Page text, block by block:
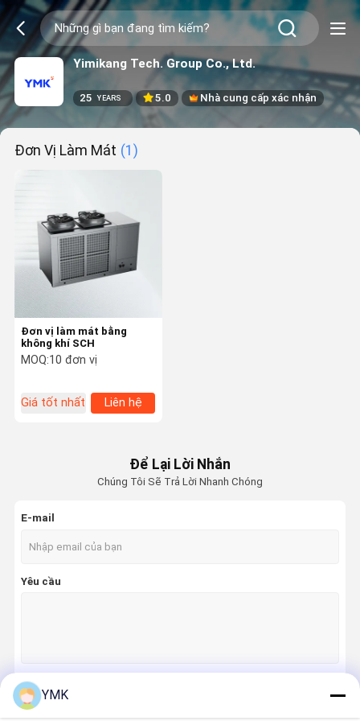
Yimikang Tech. Group Co., Ltd.
25 YEARS 5.0 Nhà cung cấp xác nhận
Đơn Vị Làm Mát (1)
Đơn vị làm mát bằng
không khí SCH
MOQ:10 đơn vị
Giá tốt nhất Liên hệ
Để Lại Lời Nhắn
Chúng Tôi Sẽ Trả Lời Nhanh Chóng
E-mail
Yêu cầu
YMK